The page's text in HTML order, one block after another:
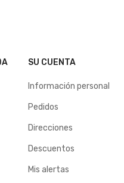
SU CUENTA
Información personal
Pedidos
Direcciones
Descuentos
Mis alertas